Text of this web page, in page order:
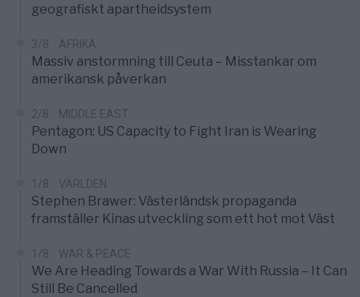
geografiskt apartheidsystem
3/8 AFRIKA
Massiv anstormning till Ceuta – Misstankar om
amerikansk påverkan
2/8 MIDDLE EAST
Pentagon: US Capacity to Fight Iran is Wearing
Down
1/8 VÄRLDEN
Stephen Brawer: Västerländsk propaganda
framställer Kinas utveckling som ett hot mot Väst
1/8 WAR & PEACE
We Are Heading Towards a War With Russia – It Can
Still Be Cancelled